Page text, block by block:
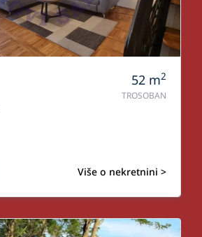
52 m2
TROSOBAN
Više o nekretnini >